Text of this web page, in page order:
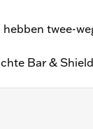
hebben twee-
Bar &